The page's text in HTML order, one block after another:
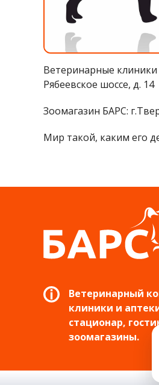
Ветеринарные клиники
Рябеевское шоссе, д. 14
Зоомагазин БАРС:
Мир такой, каким его
Ветеринарный
клиники и
стационар,
зоомагазины.